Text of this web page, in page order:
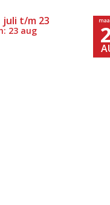
juli t/m 23
23 aug